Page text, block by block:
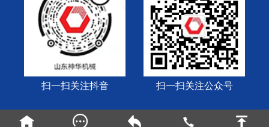
扫一扫关注抖音 扫一扫关注公众号
Copyright © 1994-至今 神华机械 - 皮带剥皮机生产制造厂家
    